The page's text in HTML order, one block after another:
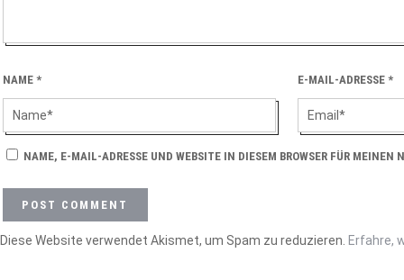
NAME * E-MAIL-ADRESSE *
NAME, E-MAIL-ADRESSE UND WEBSITE IN DIESEM BROWSER FÜR MEINEN
Diese Website verwendet Akismet, um Spam zu reduzieren. Erfahre,